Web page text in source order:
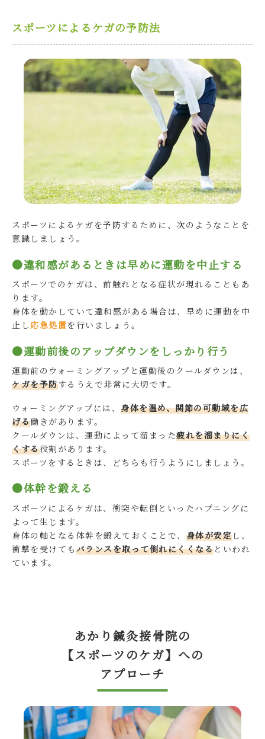
スポーツによるケガの予防法
スポーツによるケガを予防するために、次のようなことを
意識しましょう。
●違和感があるときは早めに運動を中止する
スポーツでのケガは、前触れとなる症状が現れることもあ
ります。
身体を動かしていて違和感がある場合は、早めに運動を中
止し応急処置を行いましょう。
●運動前後のアップダウンをしっかり行う
運動前のウォーミングアップと運動後のクールダウンは、
ケガを予防するうえで非常に大切です。
ウォーミングアップには、 身体を温め、関節の可動域を広
げる働きがあります。
クールダウンは、運動によって溜まった疲れを溜まりにく
くする役割があります。
スポーツをするときは、どちらも行うようにしましょう。
●体幹を鍛える
スポーツによるケガは、衝突や転倒といったハプニングに
よって生じます。
身体の軸となる体幹を鍛えておくことで、 身体が安定し、
衝撃を受けても バランスを取って倒れにくくなるといわれ
ています。
あかり鍼灸接骨院の
【スポーツのケガ】への
アプローチ